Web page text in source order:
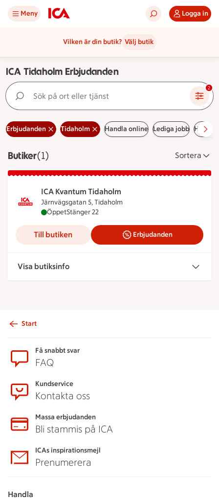
Meny Logga in
Vilken är din butik? Välj butik
ICA Tidaholm Erbjudanden
Sök på ort eller tjänst 2
Erbjudanden Tidaholm Handla online Lediga jobb Handla
ButikerVisar 1 stycken
(1) Sortera
ICA Kvantum Tidaholm
Järnvägsgatan 5, Tidaholm
ICA Kvantum Tidaholm är öppen nu, stänger
ÖppetStänger 22
Till butiken Erbjudanden
Visa butiksinfo
Start
Få snabbt svar
FAQ
Kundservice
Kontakta oss
Massa erbjudanden
Bli stammis på ICA
ICAs inspirationsmejl
Prenumerera
Handla